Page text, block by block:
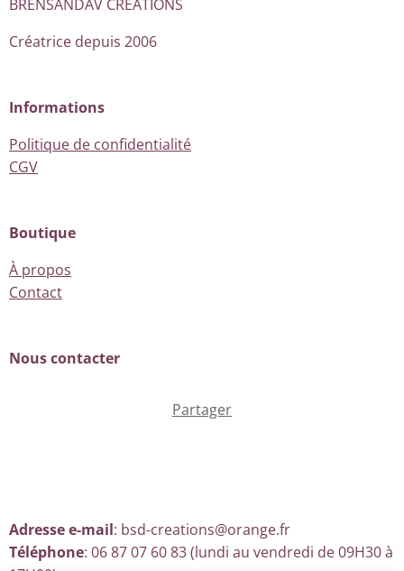
BRENSANDAV CRÉATIONS
Créatrice depuis 2006
Informations
Politique de confidentialité
CGV
Boutique
À propos
Contact
Nous contacter
Partager
Adresse e-mail: bsd-creations@orange.fr
Téléphone: 06 87 07 60 83 (lundi au vendredi de 09H30 à